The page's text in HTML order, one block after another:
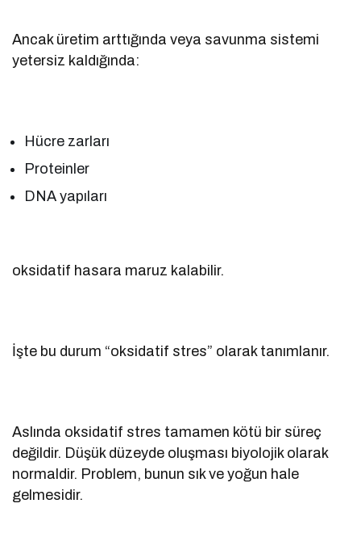
Ancak üretim arttığında veya savunma sistemi
yetersiz kaldığında:
Hücre zarları
Proteinler
DNA yapıları
oksidatif hasara maruz kalabilir.
İşte bu durum “oksidatif stres” olarak tanımlanır.
Aslında oksidatif stres tamamen kötü bir süreç
değildir. Düşük düzeyde oluşması biyolojik olarak
normaldir. Problem, bunun sık ve yoğun hale
gelmesidir.